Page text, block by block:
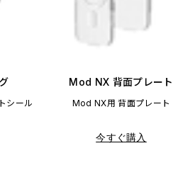
シール
Mod NX 背面プレート
Mod NX用 背面プレート
今すぐ購入